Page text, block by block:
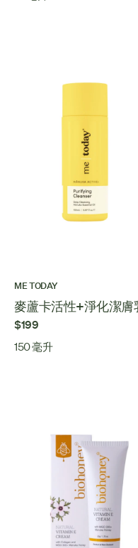
ME TODAY
麥蘆卡活性+淨化潔膚
$199
150 毫升